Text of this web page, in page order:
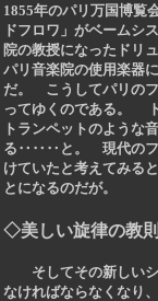
1855年のパリ万国博覧
ドフロワ」がベーム
院の教授になったドリ
パリ音楽院の使用楽器
だ。 こうしてパリの
ってゆくのである。
トランペットのような
る‥‥‥と。 現代のフ
けていたと考えてみる
とになるのだが。
◇美しい旋律の教
そしてその新しいシ
なければならなくなり